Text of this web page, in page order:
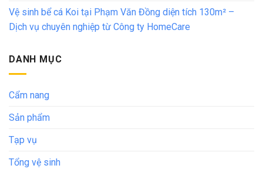
Vệ sinh bể cá Koi tại Phạm Văn Đồng diện tích 130m² –
Dịch vụ chuyên nghiệp từ Công ty HomeCare
DANH MỤC
Cẩm nang
Sản phẩm
Tạp vụ
Tổng vệ sinh